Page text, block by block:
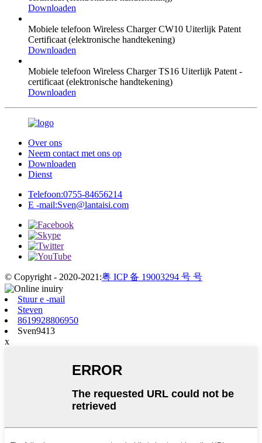
Downloaden
Mobiele telefoon Wireless Charger CW10 Uiterlijk Patent
Certificaat (elektronische handtekening)
Downloaden
Mobiele telefoon Wireless Charger TS16 Uiterlijk Patent -
certificaat (elektronische handtekening)
Downloaden
Over ons
Neem contact met ons op
Downloaden
Dienst
Telefoon:0755-84656214
E -mail:Sven@lantaisi.com
© Copyright - 2020-2021:粤 ICP 备 19003294 号 号
Stuur e -mail
Steven
8619928806950
Sven9413
x